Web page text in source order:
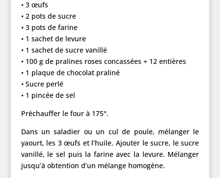
• 3 œufs
• 2 pots de sucre
• 3 pots de farine
• 1 sachet de levure
• 1 sachet de sucre vanillé
• 100 g de pralines roses concassées + 12 entières
• 1 plaque de chocolat praliné
• Sucre perlé
• 1 pincée de sel
Préchauffer le four à 175°.
Dans un saladier ou un cul de poule, mélanger le
yaourt, les 3 œufs et l’huile. Ajouter le sucre, le sucre
vanillé, le sel puis la farine avec la levure. Mélanger
jusqu’à obtention d’un mélange homogène.